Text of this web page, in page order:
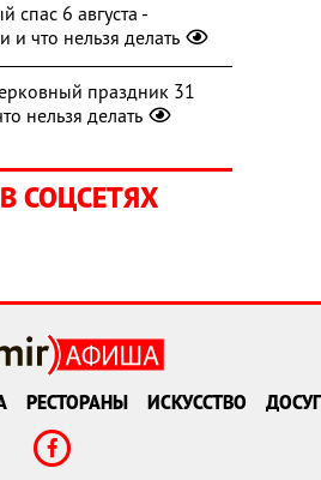
спас 6 августа -
и что нельзя делать
праздник 31
нельзя делать
СОЦСЕТЯХ
РЕСТОРАНЫ ИСКУССТВО ДОСУГ